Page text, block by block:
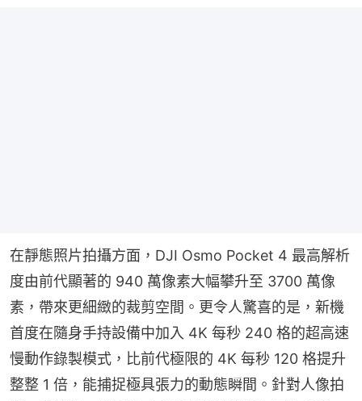
在靜態照片拍攝方面，DJI Osmo Pocket 4 最高解析
度由前代顯著的 940 萬像素大幅攀升至 3700 萬像
素，帶來更細緻的裁剪空間。更令人驚喜的是，新機
首度在隨身手持設備中加入 4K 每秒 240 格的超高速
慢動作錄製模式，比前代極限的 4K 每秒 120 格提升
整整 1 倍，能捕捉極具張力的動態瞬間。針對人像拍